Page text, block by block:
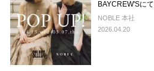
BAYCREW'Sに
NOBLE 本社
2026.04.20